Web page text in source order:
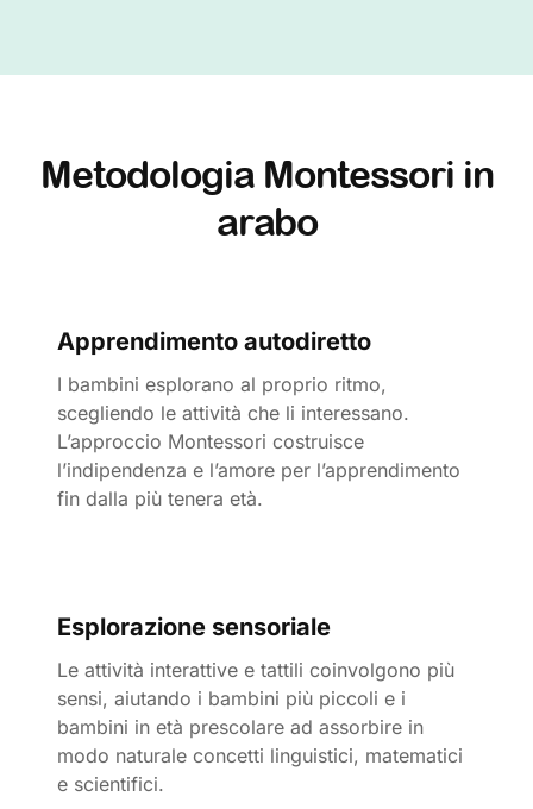
Metodologia Montessori in
arabo
Apprendimento autodiretto
I bambini esplorano al proprio ritmo,
scegliendo le attività che li interessano.
L’approccio Montessori costruisce
l’indipendenza e l’amore per l’apprendimento
fin dalla più tenera età.
Esplorazione sensoriale
Le attività interattive e tattili coinvolgono più
sensi, aiutando i bambini più piccoli e i
bambini in età prescolare ad assorbire in
modo naturale concetti linguistici, matematici
e scientifici.